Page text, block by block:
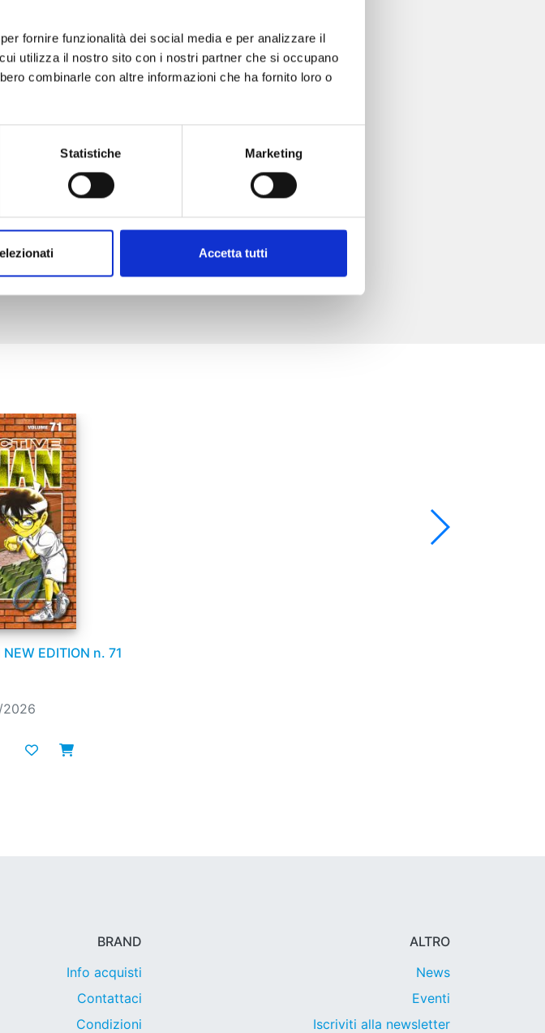
fornire funzionalità dei social media e per analizzare il
utilizza il nostro sito con i nostri partner che si occupano
combinarle con altre informazioni che ha fornito loro o
Statistiche Marketing
Accetta tutti
n. 3
tutto
EDITION n. 71
2026
BRAND
Info acquisti
Contattaci
Condizioni
ALTRO
News
Eventi
Iscriviti alla newsletter